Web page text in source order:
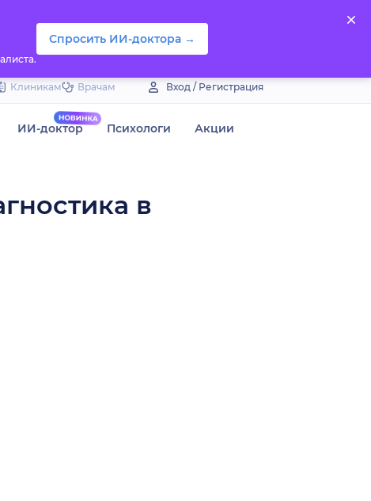
Спросить ИИ-доктора →
Клиникам Врачам Вход / Регистрация
ИИ-доктор Психологи Акции
в